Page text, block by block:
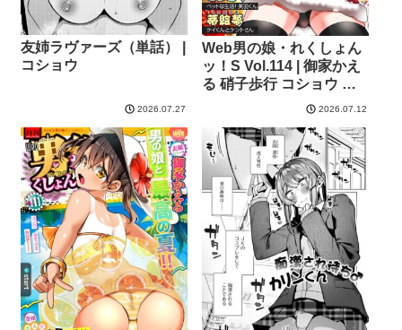
友姉ラヴァーズ（単話） |
コショウ
2026.07.27
Web男の娘・れくしょん
ッ！S Vol.114 | 御家かえ
る 硝子歩行 コショウ に
ゃん太郎s 和田ちん はづ
一水社編集部
2026.07.12